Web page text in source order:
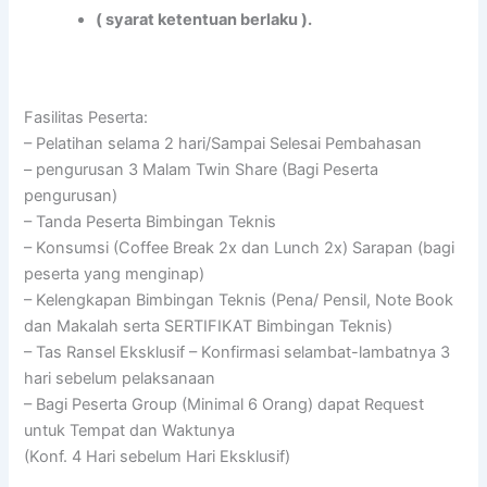
( syarat ketentuan berlaku ).
Fasilitas Peserta:
– Pelatihan selama 2 hari/Sampai Selesai Pembahasan
– pengurusan 3 Malam Twin Share (Bagi Peserta
pengurusan)
– Tanda Peserta Bimbingan Teknis
– Konsumsi (Coffee Break 2x dan Lunch 2x) Sarapan (bagi
peserta yang menginap)
– Kelengkapan Bimbingan Teknis (Pena/ Pensil, Note Book
dan Makalah serta SERTIFIKAT Bimbingan Teknis)
– Tas Ransel Eksklusif – Konfirmasi selambat-lambatnya 3
hari sebelum pelaksanaan
– Bagi Peserta Group (Minimal 6 Orang) dapat Request
untuk Tempat dan Waktunya
(Konf. 4 Hari sebelum Hari Eksklusif)